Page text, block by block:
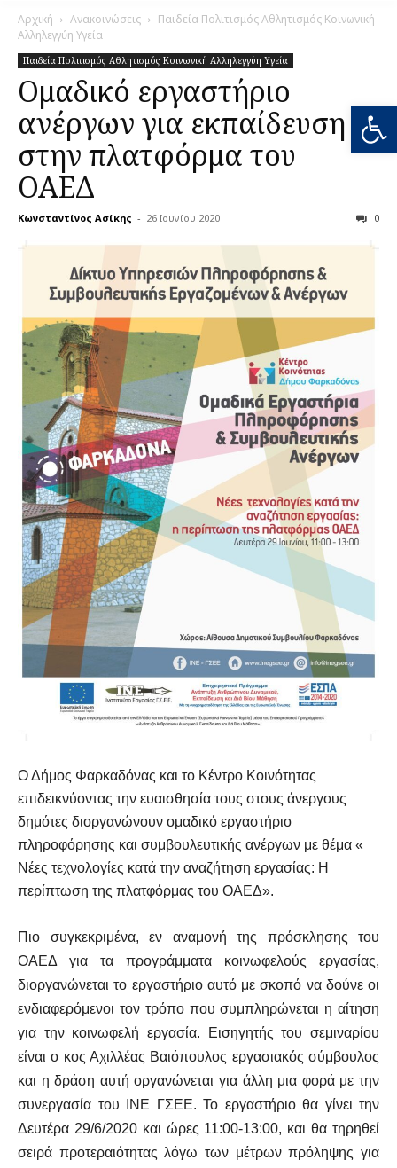
Αρχική Ανακοινώσεις
Παιδεία Πολιτισμός Αθλητισμός Κοινωνική
Αλληλεγγύη Υγεία
Παιδεία Πολιτισμός Αθλητισμός Κοινωνική Αλληλεγγύη Υγεία
Ομαδικό εργαστήριο
ανέργων για εκπαίδευση
στην πλατφόρμα του
ΟΑΕΔ
Κωνσταντίνος Ασίκης - 26 Ιουνίου 2020 0
Ο Δήμος Φαρκαδόνας και το Κέντρο Κοινότητας
επιδεικνύοντας την ευαισθησία τους στους άνεργους
δημότες διοργανώνουν ομαδικό εργαστήριο
πληροφόρησης και συμβουλευτικής ανέργων με θέμα «
Νέες τεχνολογίες κατά την αναζήτηση εργασίας: Η
περίπτωση της πλατφόρμας του ΟΑΕΔ».
Πιο συγκεκριμένα, εν αναμονή της πρόσκλησης του
ΟΑΕΔ για τα προγράμματα κοινωφελούς εργασίας,
διοργανώνεται το εργαστήριο αυτό με σκοπό να δούνε οι
ενδιαφερόμενοι τον τρόπο που συμπληρώνεται η αίτηση
για την κοινωφελή εργασία. Εισηγητής του σεμιναρίου
είναι ο κος Αχιλλέας Βαιόπουλος εργασιακός σύμβουλος
και η δράση αυτή οργανώνεται για άλλη μια φορά με την
συνεργασία του ΙΝΕ ΓΣΕΕ. Το εργαστήριο θα γίνει την
Δευτέρα 29/6/2020 και ώρες 11:00-13:00, και θα τηρηθεί
σειρά προτεραιότητας λόγω των μέτρων πρόληψης για